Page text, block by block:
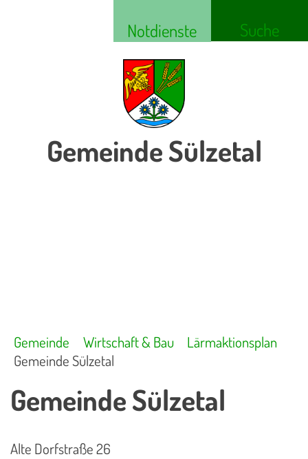
Notdienste Suche
Gemeinde Sülzetal
Gemeinde Wirtschaft & Bau
Lärmaktionsplan
Gemeinde Sülzetal
Gemeinde Sülzetal
Alte Dorfstraße 26